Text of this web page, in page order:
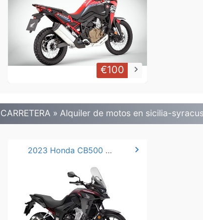
€100 keyboard_arrow_right
CARRETERA » Alquiler de motos en sicilia-
2023 Honda CB500 A2.*. chevron_right